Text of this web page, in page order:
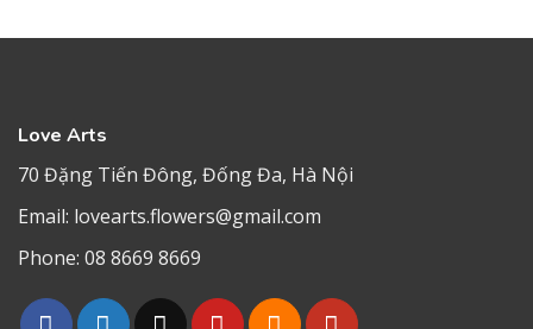
Love Arts
70 Đặng Tiến Đông, Đống Đa, Hà Nội
Email: lovearts.flowers@gmail.com
Phone: 08 8669 8669